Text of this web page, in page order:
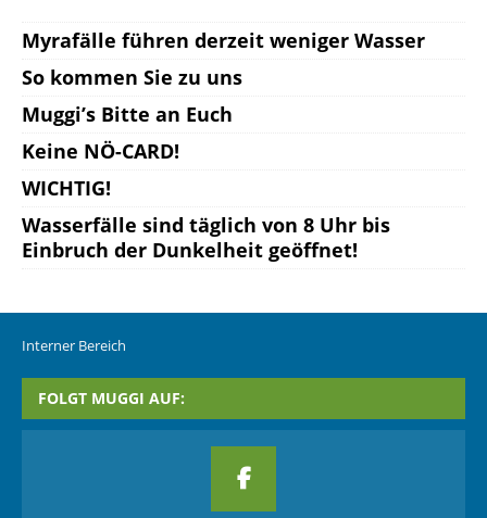
Myrafälle führen derzeit weniger Wasser
So kommen Sie zu uns
Muggi’s Bitte an Euch
Keine NÖ-CARD!
WICHTIG!
Wasserfälle sind täglich von 8 Uhr bis
Einbruch der Dunkelheit geöffnet!
Interner Bereich
FOLGT MUGGI AUF: